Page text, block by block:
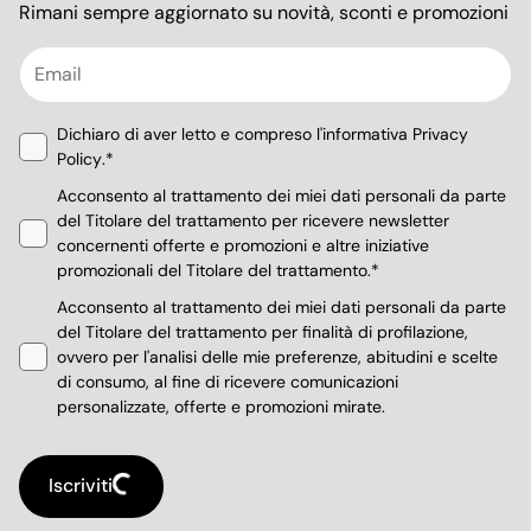
Spedizioni
Privacy Policy
Whistleblowing
Rimani sempre aggiornato su novità, sconti e promozioni
Dichiaro di aver letto e compreso l'informativa Privacy
PolicySi
in
una
nuova
finestra
.*
Acconsento al trattamento dei miei dati personali da parte
del Titolare del trattamento per ricevere newsletter
concernenti offerte e promozioni e altre iniziative
promozionali del Titolare del trattamento.*
Acconsento al trattamento dei miei dati personali da parte
del Titolare del trattamento per finalità di profilazione,
ovvero per l'analisi delle mie preferenze, abitudini e scelte
di consumo, al fine di ricevere comunicazioni
personalizzate, offerte e promozioni mirate.
Iscriviti